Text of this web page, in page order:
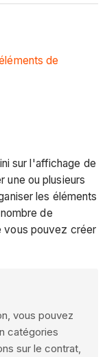
de
sur l'affichage de
une ou plusieurs
les éléments
de
vous pouvez créer
vous pouvez
catégories
sur le contrat,